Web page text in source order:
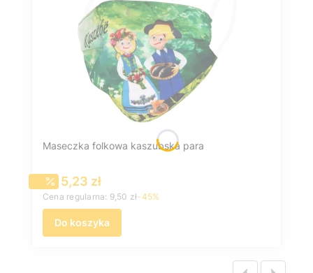
Maseczka folkowa kaszubska para
Cena promocyjna
5,23 zł
Cena regularna: 9,50 zł-45%
Do koszyka